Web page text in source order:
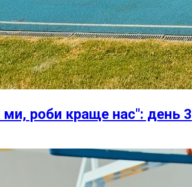
роби краще нас": день 3